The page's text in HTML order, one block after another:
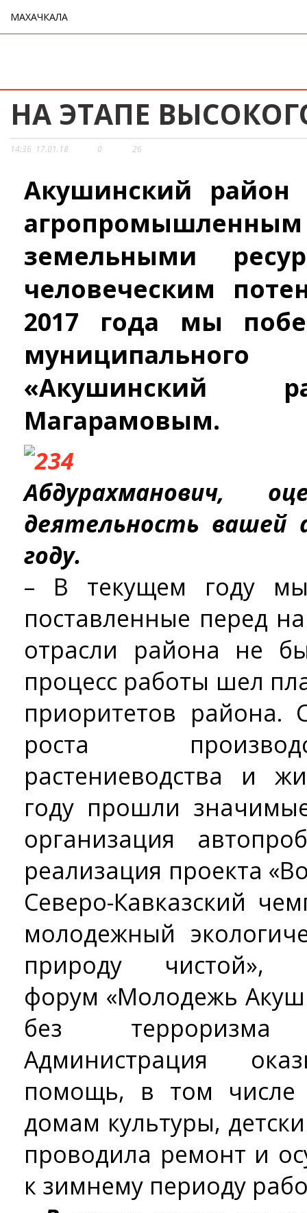
МАХАЧКАЛА
НА ЭТАПЕ
14:36 17.01.18 0 26
Акушинский район
земельными
человеческим
2017 года мы
«Акушинский
Магарамовым.
Абдурахманович,
деятельность вашей
году.
– В текущем году
поставленные перед
отрасли района не
процесс работы шел
приоритетов района.
роста
растениеводства и
году прошли
организация
реализация проекта
Северо-Кавказский
молодежный
природу чистой»,
форум «Молодежь
без
Администрация
помощь, в том числе
домам культуры,
проводила ремонт и
к зимнему периоду